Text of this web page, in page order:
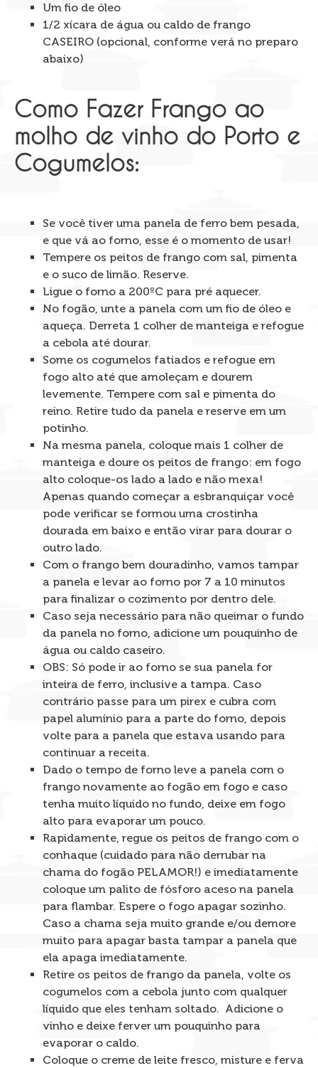
Um fio de óleo
1/2 xícara de água ou caldo de frango
CASEIRO (opcional, conforme verá no preparo
abaixo)
Como Fazer Frango ao
molho de vinho do Porto e
Cogumelos:
Se você tiver uma panela de ferro bem pesada,
e que vá ao forno, esse é o momento de usar!
Tempere os peitos de frango com sal, pimenta
e o suco de limão. Reserve.
Ligue o forno a 200ºC para pré aquecer.
No fogão, unte a panela com um fio de óleo e
aqueça. Derreta 1 colher de manteiga e refogue
a cebola até dourar.
Some os cogumelos fatiados e refogue em
fogo alto até que amoleçam e dourem
levemente. Tempere com sal e pimenta do
reino. Retire tudo da panela e reserve em um
potinho.
Na mesma panela, coloque mais 1 colher de
manteiga e doure os peitos de frango: em fogo
alto coloque-os lado a lado e não mexa!
Apenas quando começar a esbranquiçar você
pode verificar se formou uma crostinha
dourada em baixo e então virar para dourar o
outro lado.
Com o frango bem douradinho, vamos tampar
a panela e levar ao forno por 7 a 10 minutos
para finalizar o cozimento por dentro dele.
Caso seja necessário para não queimar o fundo
da panela no forno, adicione um pouquinho de
água ou caldo caseiro.
OBS: Só pode ir ao forno se sua panela for
inteira de ferro, inclusive a tampa. Caso
contrário passe para um pirex e cubra com
papel alumínio para a parte do forno, depois
volte para a panela que estava usando para
continuar a receita.
Dado o tempo de forno leve a panela com o
frango novamente ao fogão em fogo e caso
tenha muito líquido no fundo, deixe em fogo
alto para evaporar um pouco.
Rapidamente, regue os peitos de frango com o
conhaque (cuidado para não derrubar na
chama do fogão PELAMOR!) e imediatamente
coloque um palito de fósforo aceso na panela
para flambar. Espere o fogo apagar sozinho.
Caso a chama seja muito grande e/ou demore
muito para apagar basta tampar a panela que
ela apaga imediatamente.
Retire os peitos de frango da panela, volte os
cogumelos com a cebola junto com qualquer
líquido que eles tenham soltado. Adicione o
vinho e deixe ferver um pouquinho para
evaporar o caldo.
Coloque o creme de leite fresco, misture e ferva